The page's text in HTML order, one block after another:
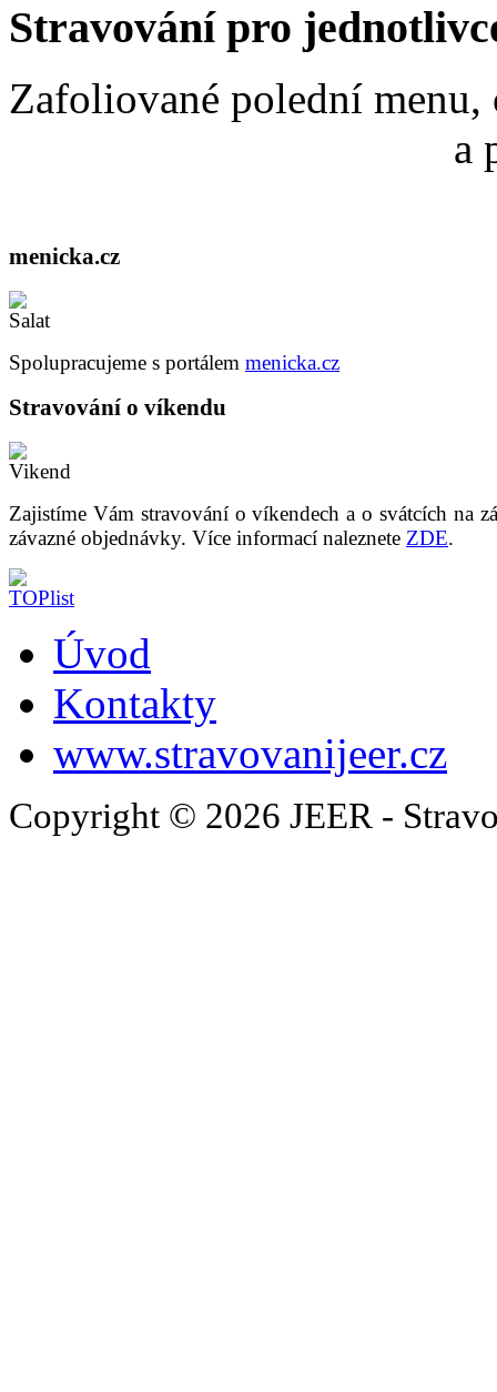
Stravování pro
Zafoliované polední menu,
a
menicka.cz
Spolupracujeme s portálem menicka.cz
Stravování o víkendu
Zajistíme Vám stravování o víkendech a o svátcích na
závazné objednávky. Více informací naleznete ZDE.
Úvod
Kontakty
www.stravovanijeer.cz
Copyright © 2026 JEER -